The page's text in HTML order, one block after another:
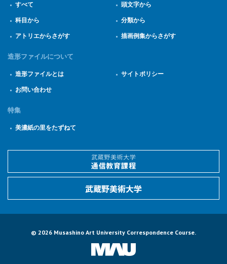
すべて 頭文字から
科目から 分類から
アトリエからさがす 描画例集からさがす
造形ファイルについて
造形ファイルとは サイトポリシー
お問い合わせ
特集
美濃紙の里をたずねて
© 2026 Musashino Art University Correspondence Course.